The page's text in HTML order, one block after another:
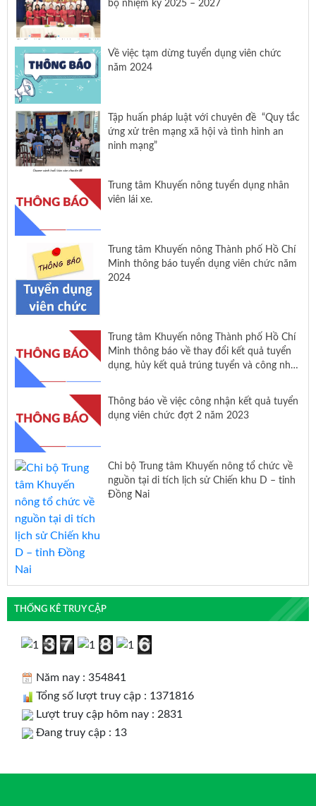
bộ nhiệm kỳ 2025 – 2027
Về việc tạm dừng tuyển dụng viên chức
năm 2024
Tập huấn pháp luật với chuyên đề “Quy tắc
ứng xử trên mạng xã hội và tình hình an
ninh mạng”
Trung tâm Khuyến nông tuyển dụng nhân
viên lái xe.
Trung tâm Khuyến nông Thành phố Hồ Chí
Minh thông báo tuyển dụng viên chức năm
2024
Trung tâm Khuyến nông Thành phố Hồ Chí
Minh thông báo về thay đổi kết quả tuyển
dụng, hủy kết quả trúng tuyển và công nhận
Thông báo về việc công nhận kết quả tuyển
dụng viên chức đợt 2 năm 2023
Chi bộ Trung tâm Khuyến nông tổ chức về
nguồn tại di tích lịch sử Chiến khu D – tỉnh
Đồng Nai
THỐNG KÊ TRUY CẬP
Năm nay : 354841
Tổng số lượt truy cập : 1371816
Lượt truy cập hôm nay : 2831
Đang truy cập : 13